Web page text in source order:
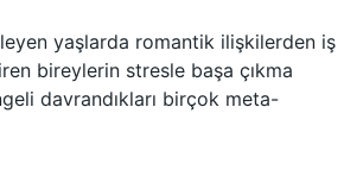
yaşlarda romantik ilişkilerden iş
bireylerin stresle başa çıkma
davrandıkları birçok meta-